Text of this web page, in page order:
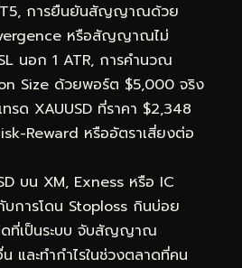
การยืนยันสัญญาณด้วย
หรือสัญญาณไม่
นอก 1 ATR, การคำนวณ
Size ด้วยพอร์ต $5,000 จริง
รด XAUUSD ที่ราคา $2,348
Reward หรืออัตราเสี่ยงต่อ
บน XM, Exness หรือ IC
บการโดน Stoploss กินบ่อย
ดที่เป็นระบบ จับสัญญาณ
และทำกำไรในช่วงตลาดที่คน